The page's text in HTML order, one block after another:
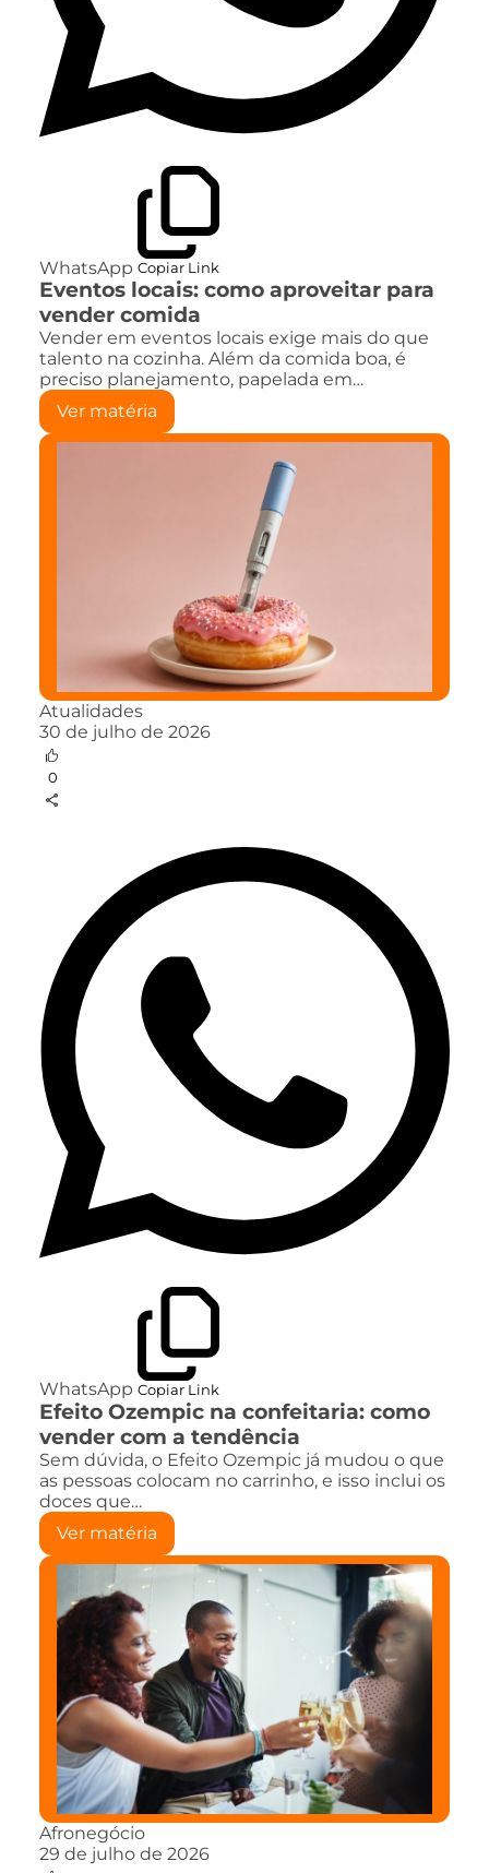
WhatsApp Copiar Link
Eventos locais: como aproveitar para
vender comida
Vender em eventos locais exige mais do que
talento na cozinha. Além da comida boa, é
preciso planejamento, papelada em…
Ver matéria
Atualidades
30 de julho de 2026
0
WhatsApp Copiar Link
Efeito Ozempic na confeitaria: como
vender com a tendência
Sem dúvida, o Efeito Ozempic já mudou o que
as pessoas colocam no carrinho, e isso inclui os
doces que…
Ver matéria
Afronegócio
29 de julho de 2026